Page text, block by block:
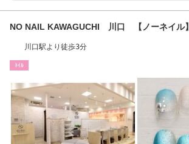
NO NAIL KAWAGUCHI 川口 【ノーネイル】
川口駅より徒歩3分
ﾈｲﾙ